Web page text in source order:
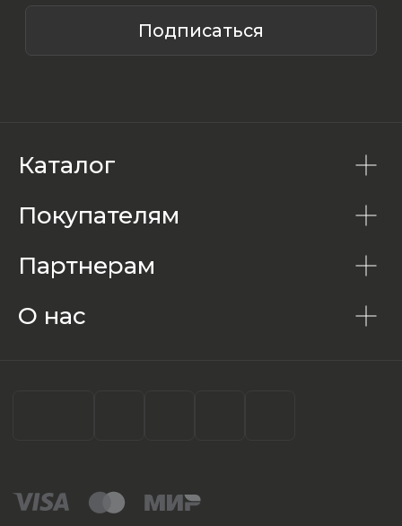
Каталог
Покупателям
Партнерам
О нас